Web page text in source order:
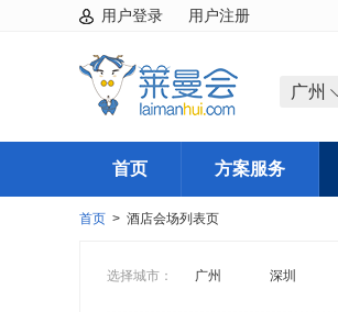
用户登录 用户注册
广州
首页 方案服务
首页 > 酒店会场列表页
选择城市： 广州 深圳